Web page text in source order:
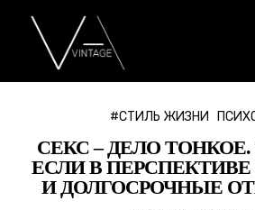
#СТИЛЬ ЖИЗНИ
СЕКС – ДЕЛО
ЕСЛИ В
И ДОЛГОСРОЧНЫЕ